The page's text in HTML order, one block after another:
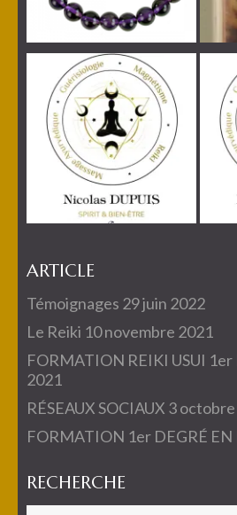
ARTICLE
Témoignages 29 juin 2022
Le Reiki 10 novembre 2021
FORMATION REIKI USUI 1er
2021
RÉSEAUX SOCIAUX 3
FORMATION 1er DEGRÉ EN
RECHERCHE